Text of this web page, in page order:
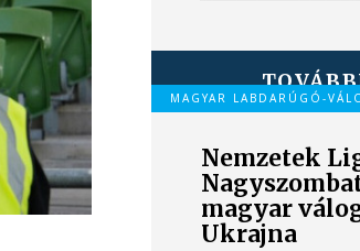
MAGYAR LABDARÚGÓ-
Nemzetek
magyar
Ukrajna